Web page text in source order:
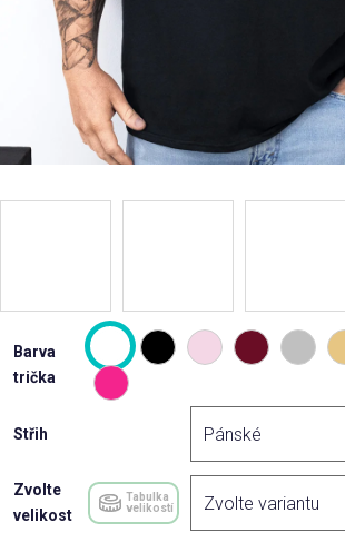
Barva
trička
Střih
Zvolte
velikost
Tabulka
velikostí